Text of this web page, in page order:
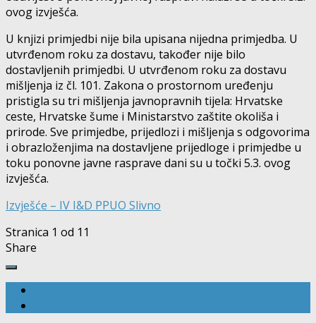
ovog izvješća.
U knjizi primjedbi nije bila upisana nijedna primjedba. U
utvrđenom roku za dostavu, također nije bilo
dostavljenih primjedbi. U utvrđenom roku za dostavu
mišljenja iz čl. 101. Zakona o prostornom uređenju
pristigla su tri mišljenja javnopravnih tijela: Hrvatske
ceste, Hrvatske šume i Ministarstvo zaštite okoliša i
prirode. Sve primjedbe, prijedlozi i mišljenja s odgovorima
i obrazloženjima na dostavljene prijedloge i primjedbe u
toku ponovne javne rasprave dani su u točki 5.3. ovog
izvješća.
Izvješće – IV I&D PPUO Slivno
Stranica 1 od 1 1
Share